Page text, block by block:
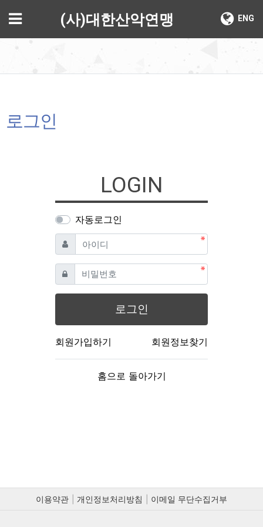
메뉴 ENG
(사)대한산악연맹
로그인
LOGIN
자동로그인
아이디 필수
비밀번호필수
로그인
회원가입하기 회원정보찾기
홈으로 돌아가기
이용약관 개인정보처리방침 이메일 무단수집거부